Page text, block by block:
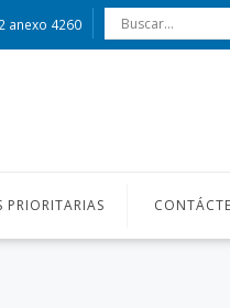
anexo 4260
PRIORITARIAS